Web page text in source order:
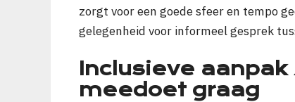
zorgt voor een goede sfeer en tempo
gelegenheid voor informeel gesprek
Inclusieve
meedoet graag